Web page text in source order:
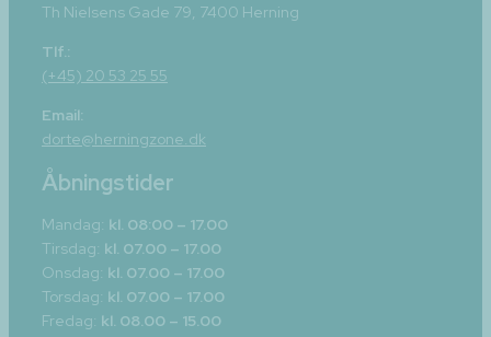
Th Nielsens Gade 79, 7400 Herning
Tlf.:
(+45) 20 53 25 55
Email:
dorte@herningzone.dk
Åbningstider
Mandag: kl. 08:00 – 17.00
Tirsdag: kl. 07.00 – 17.00
Onsdag: kl. 07.00 – 17.00
Torsdag: kl. 07.00 – 17.00
Fredag: kl. 08.00 – 15.00